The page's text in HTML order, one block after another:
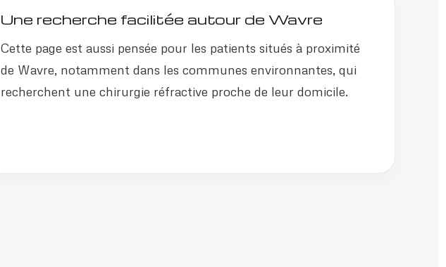
Une recherche facilitée autour de Wavre
Cette page est aussi pensée pour les patients situés à proximité
de Wavre, notamment dans les communes environnantes, qui
recherchent une chirurgie réfractive proche de leur domicile.